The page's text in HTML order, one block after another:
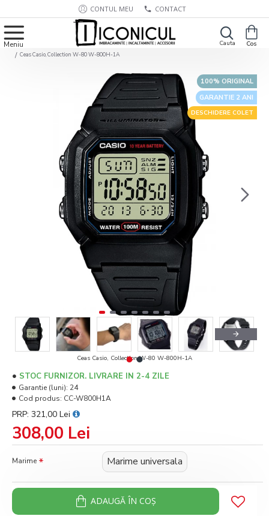
CONTUL MEU CONTACT
Ceas Casio, Collection W-80 W-800H-1A
GARANTIE 2 ANI
100% ORIGINAL
DESCHIDERE COLET
Ceas Casio, Collection W-80 W-800H-1A
308,00 Lei
PRP: 321,00 Lei
STOC FURNIZOR. LIVRARE IN 2-4 ZILE
Garantie (luni): 24
Cod produs: CC-W800H1A
Marime Marime universala
ADAUGĂ ÎN COŞ